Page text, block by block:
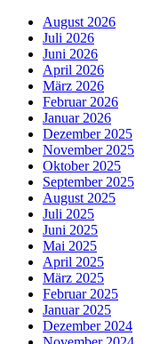
August 2026
Juli 2026
Juni 2026
April 2026
März 2026
Februar 2026
Januar 2026
Dezember 2025
November 2025
Oktober 2025
September 2025
August 2025
Juli 2025
Juni 2025
Mai 2025
April 2025
März 2025
Februar 2025
Januar 2025
Dezember 2024